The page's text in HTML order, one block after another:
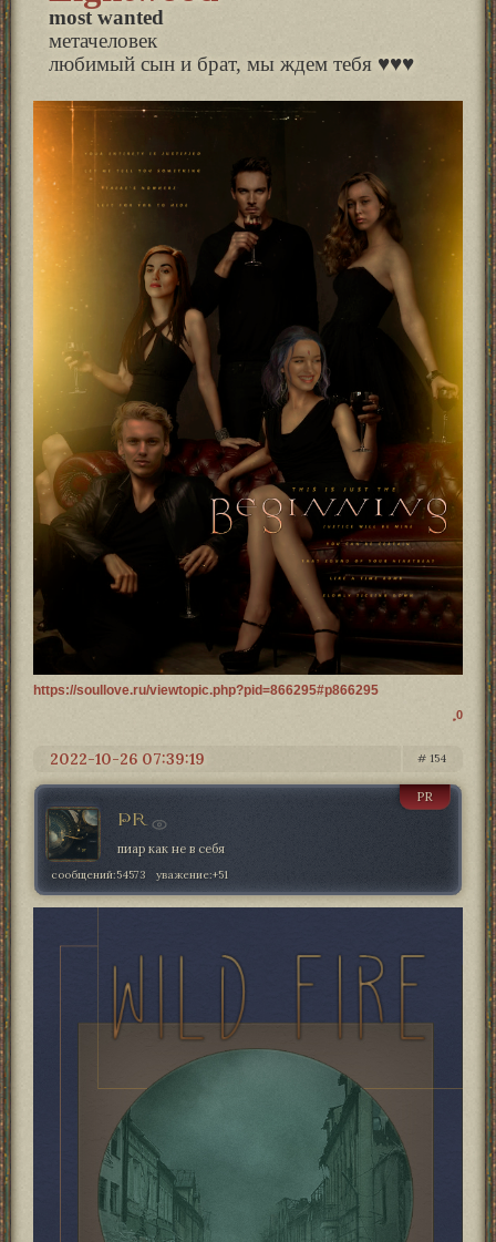
most wanted
метачеловек
любимый сын и брат, мы ждем тебя ♥♥♥
https://soullove.ru/viewtopic.php?pid=866295#p866295
0
154
2022-10-26 07:39:19
PR
PR
пиар как не в себя
сообщений:54573 уважение:+51